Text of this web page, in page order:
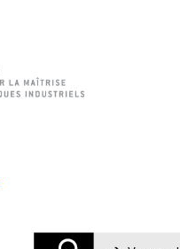
Rechercher